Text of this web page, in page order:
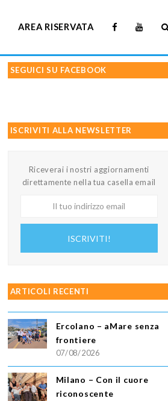
AREA RISERVATA
SEGUICI SU FACEBOOK
ISCRIVITI ALLA NEWSLETTER
Riceverai i nostri aggiornamenti
direttamente nella tua casella email
ISCRIVITI!
ARTICOLI RECENTI
Ercolano – aMare senza
frontiere
07/08/2026
Milano – Con il cuore
riconoscente